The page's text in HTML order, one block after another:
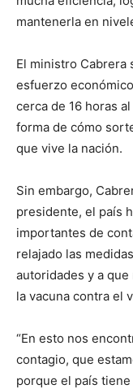
mantenerla en
El ministro Cabrera
esfuerzo
cerca de 16 horas
forma de cómo
que vive la nación.
Sin embargo,
presidente, el país
importantes de
relajado las
autoridades y a
la vacuna contra el
“En esto nos
contagio, que
porque el país